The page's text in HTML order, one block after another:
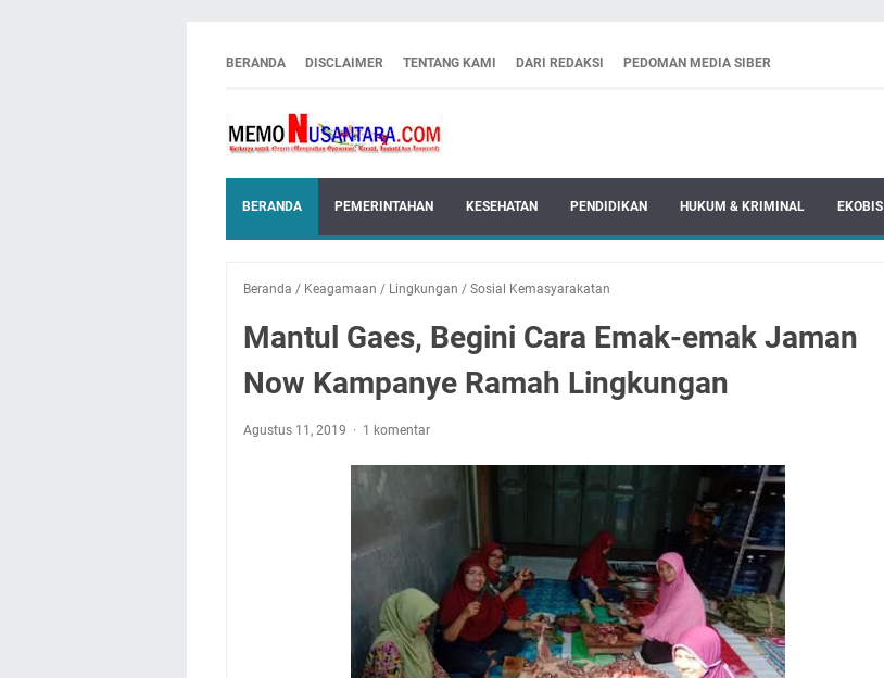
BERANDA DISCLAIMER TENTANG KAMI DARI REDAKSI PEDOMAN MEDIA SIBER
BERANDA PEMERINTAHAN KESEHATAN PENDIDIKAN HUKUM & KRIMINAL EKOBIS
Beranda / Keagamaan / Lingkungan / Sosial Kemasyarakatan
Mantul Gaes, Begini Cara Emak-emak Jaman
Now Kampanye Ramah Lingkungan
Agustus 11, 2019 1 komentar